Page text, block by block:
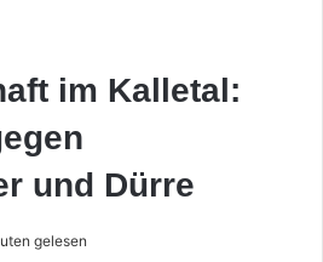
im Kalletal:
und Dürre
gelesen